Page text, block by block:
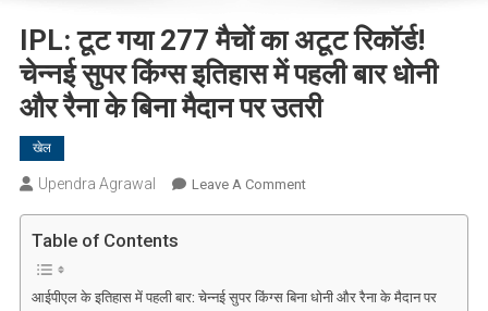
IPL: टूट गया 277 मैचों का अटूट रिकॉर्ड!
चेन्नई सुपर किंग्स इतिहास में पहली बार धोनी
और रैना के बिना मैदान पर उतरी
खेल
Upendra Agrawal Leave A CommentOn
Table of Contents
आईपीएल के इतिहास में पहली बार: चेन्नई सुपर किंग्स बिना धोनी और रैना के मैदान पर